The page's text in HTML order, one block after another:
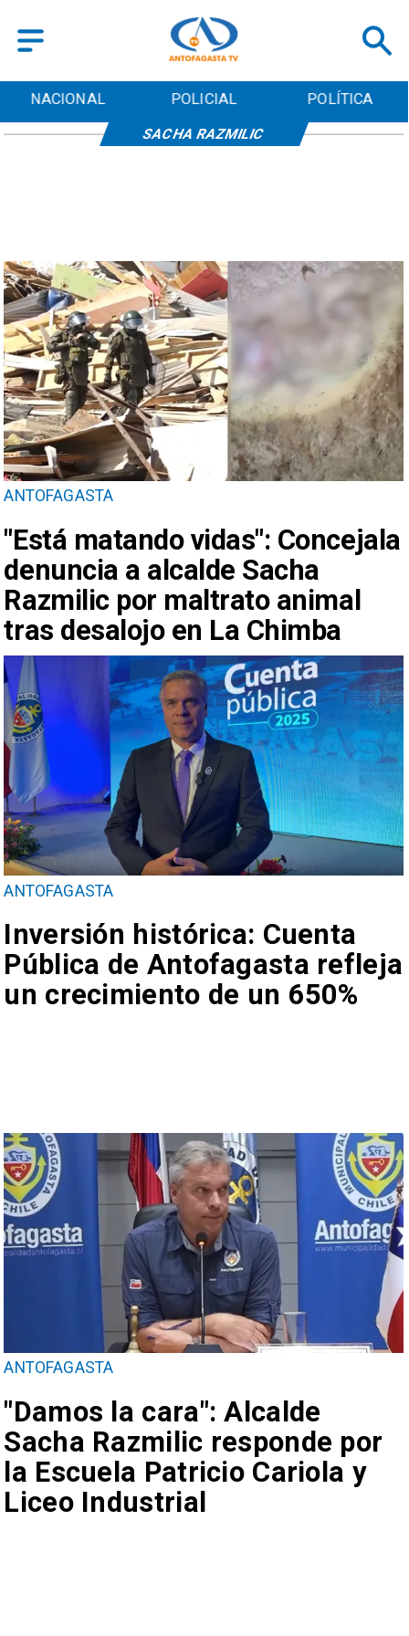
NACIONAL POLICIAL POLÍTICA
ANTOFAGASTA
"Está matando vidas": Concejala
denuncia a alcalde Sacha
Razmilic por maltrato animal
tras desalojo en La Chimba
ANTOFAGASTA
Inversión histórica: Cuenta
Pública de Antofagasta refleja
un crecimiento de un 650%
SACHA RAZMILIC
ANTOFAGASTA
"Damos la cara": Alcalde
Sacha Razmilic responde por
la Escuela Patricio Cariola y
Liceo Industrial